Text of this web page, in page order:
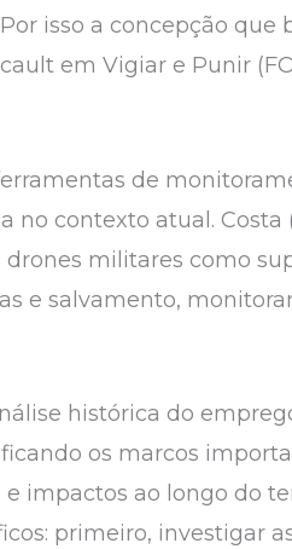
isso a concepção
em Vigiar e Punir
de
contexto atual. Costa
militares como
e salvamento,
histórica do
os marcos
impactos ao longo do
primeiro, investigar